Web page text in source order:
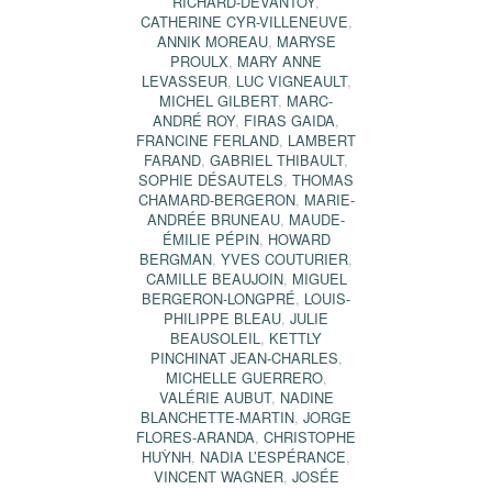
CATHERINE CYR-VILLENEUVE,
ANNIK MOREAU, MARYSE
PROULX, MARY ANNE
LEVASSEUR, LUC VIGNEAULT,
MICHEL GILBERT, MARC-
ANDRÉ ROY, FIRAS GAIDA,
FRANCINE FERLAND, LAMBERT
FARAND, GABRIEL THIBAULT,
SOPHIE DÉSAUTELS, THOMAS
CHAMARD-BERGERON, MARIE-
ANDRÉE BRUNEAU, MAUDE-
ÉMILIE PÉPIN, HOWARD
BERGMAN, YVES COUTURIER,
CAMILLE BEAUJOIN, MIGUEL
BERGERON-LONGPRÉ, LOUIS-
PHILIPPE BLEAU, JULIE
BEAUSOLEIL, KETTLY
PINCHINAT JEAN-CHARLES,
MICHELLE GUERRERO,
VALÉRIE AUBUT, NADINE
BLANCHETTE-MARTIN, JORGE
FLORES-ARANDA, CHRISTOPHE
HUỲNH, NADIA L’ESPÉRANCE,
VINCENT WAGNER, JOSÉE